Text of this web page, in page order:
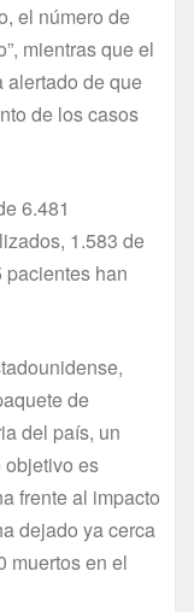
el número de
mientras que el
alertado de que
de los casos
6.481
1.583 de
han
de
del país, un
es
frente al impacto
dejado ya cerca
muertos en el